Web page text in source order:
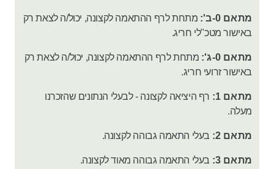
מתאם 0-ב':
מתחת לרף ההתאמה לקצונה, יכול/ה לצאת רק
באישור מטכ"לי חריג.
מתאם 0-ג':
מתחת לרף ההתאמה לקצונה, יכול/ה לצאת רק
באישור זרועי חריג.
מתאם 1:
רף היציאה לקצונה - לבעלי הנתונים שהזכרנו
מעלה.
מתאם 2: בעלי התאמה גבוהה לקצונה.
מתאם 3: בעלי התאמה גבוהה מאוד לקצונה.